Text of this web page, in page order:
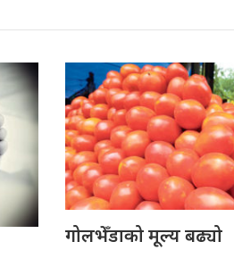
गोलभेँडाको मूल्य बढ्यो